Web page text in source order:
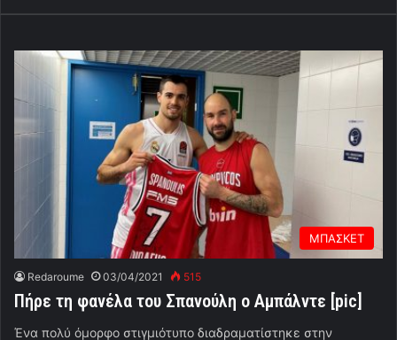
ΜΠΑΣΚΕΤ
Redaroume 03/04/2021 515
Πήρε τη φανέλα του Σπανούλη ο Αμπάλντε [pic]
Ένα πολύ όμορφο στιγμιότυπο διαδραματίστηκε στην